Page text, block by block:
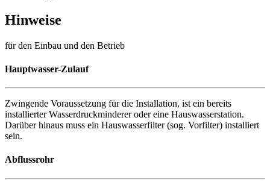
Hinweise
für den Einbau und den Betrieb
Hauptwasser-Zulauf
Zwingende Voraussetzung für die Installation, ist ein bereits
installierter Wasserdruckminderer oder eine Hauswasserstation.
Darüber hinaus muss ein Hauswasserfilter (sog. Vorfilter) installiert
sein.
Abflussrohr